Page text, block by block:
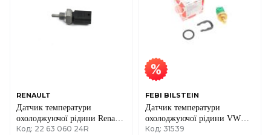
RENAULT
Датчик температури
охолоджуючої рідини Renault
Kangoo/Trafic 1.2-
Код: 22 63 060 24R
FEBI BILSTEIN
Датчик температури
охолоджуючої рідини VW
T5/Golf IV 1.4-2.0
Код: 31539